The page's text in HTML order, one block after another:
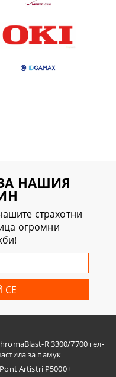
НАШИЯ
страхотни
огромни
R 3300/7700 гел-
за памук
Artistri P5000+